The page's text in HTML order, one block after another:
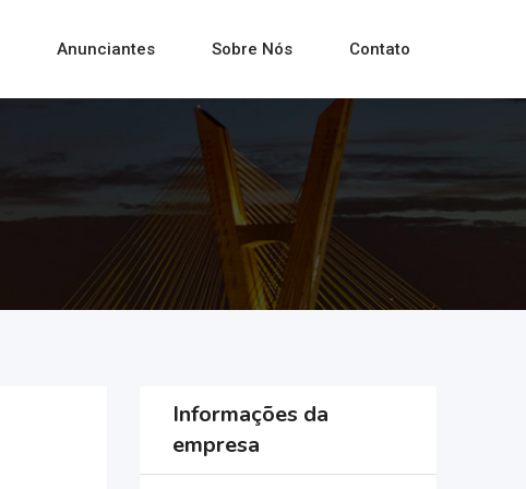
Anunciantes Sobre Nós Contato
Informações da
empresa